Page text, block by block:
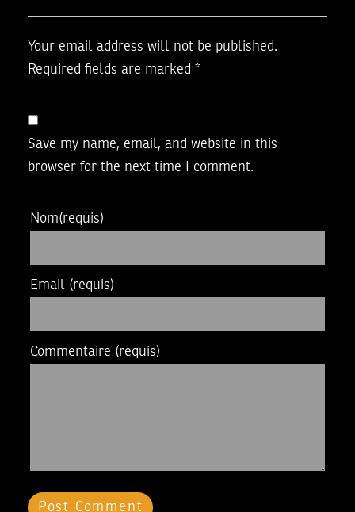
Your email address will not be published.
Required fields are marked *
Save my name, email, and website in this
browser for the next time I comment.
Nom(requis)
Email (requis)
Commentaire (requis)